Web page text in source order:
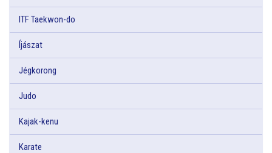
ITF Taekwon-do
Íjászat
Jégkorong
Judo
Kajak-kenu
Karate